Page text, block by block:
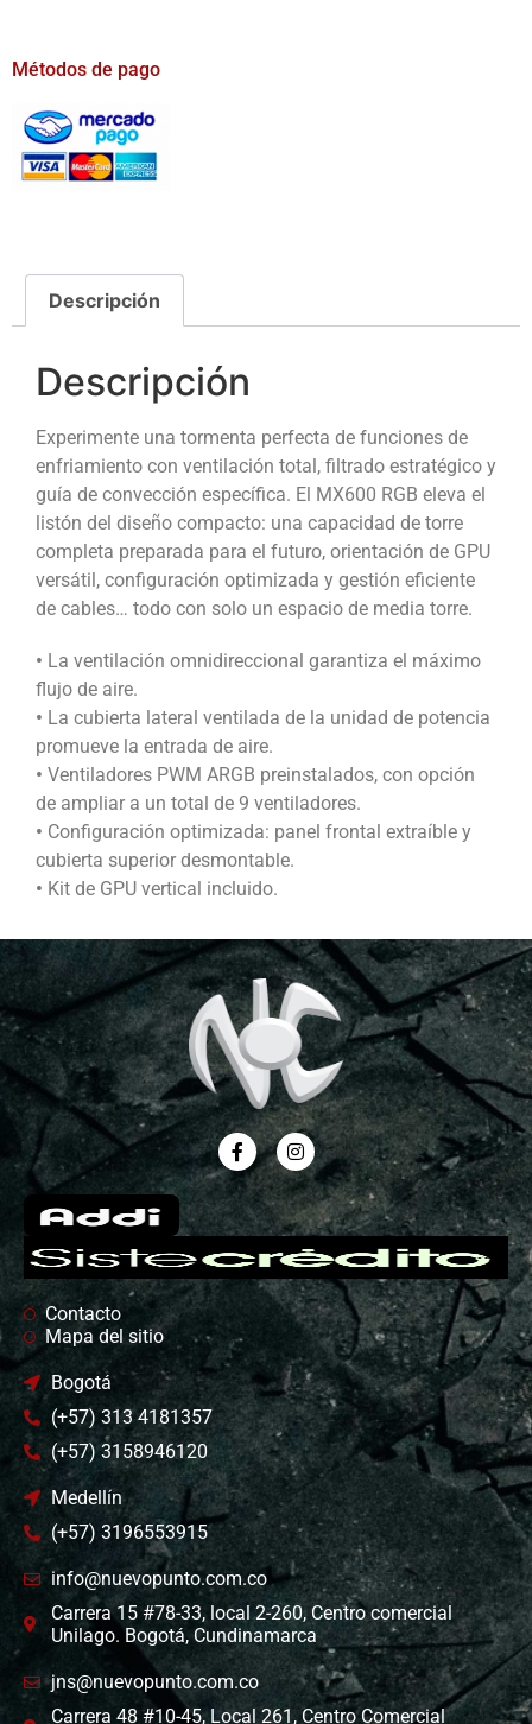
Métodos de pago
Descripción
Descripción
Experimente una tormenta perfecta de funciones de
enfriamiento con ventilación total, filtrado estratégico y
guía de convección específica. El MX600 RGB eleva el
listón del diseño compacto: una capacidad de torre
completa preparada para el futuro, orientación de GPU
versátil, configuración optimizada y gestión eficiente
de cables… todo con solo un espacio de media torre.
• La ventilación omnidireccional garantiza el máximo
flujo de aire.
• La cubierta lateral ventilada de la unidad de potencia
promueve la entrada de aire.
• Ventiladores PWM ARGB preinstalados, con opción
de ampliar a un total de 9 ventiladores.
• Configuración optimizada: panel frontal extraíble y
cubierta superior desmontable.
• Kit de GPU vertical incluido.
Contacto
Mapa del sitio
Bogotá
(+57) 313 4181357
(+57) 3158946120
Medellín
(+57) 3196553915
info@nuevopunto.com.co
Carrera 15 #78-33, local 2-260, Centro comercial
Unilago. Bogotá, Cundinamarca
jns@nuevopunto.com.co
Carrera 48 #10-45, Local 261, Centro Comercial